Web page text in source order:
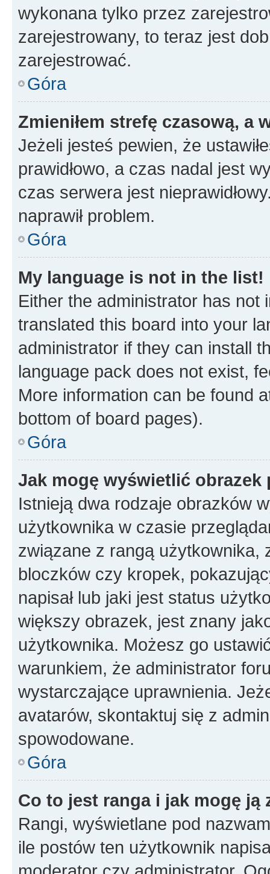
wykonana tylko przez
zarejestrowany, to teraz jest
zarejestrować.
Góra
Zmieniłem strefę czasową, a
Jeżeli jesteś pewien, że
prawidłowo, a czas nadal jest
czas serwera jest
naprawił problem.
Góra
My language is not in the list!
Either the administrator has not
translated this board into your
administrator if they can install
language pack does not exist,
More information can be found
bottom of board pages).
Góra
Jak mogę wyświetlić
Istnieją dwa rodzaje obrazków
użytkownika w czasie
związane z rangą użytkownika,
bloczków czy kropek,
napisał lub jaki jest status
większy obrazek, jest znany
użytkownika. Możesz go
warunkiem, że administrator
wystarczające uprawnienia.
avatarów, skontaktuj się z
spowodowane.
Góra
Co to jest ranga i jak mogę ją
Rangi, wyświetlane pod
ile postów ten użytkownik